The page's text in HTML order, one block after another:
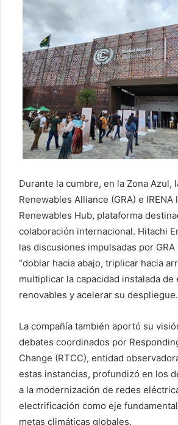
Durante la cumbre, en la Zona Azul,
Renewables Alliance (GRA) e
Renewables Hub, plataforma
colaboración internacional. Hitachi
las discusiones impulsadas por
“doblar hacia abajo, triplicar hacia
multiplicar la capacidad instalada de
renovables y acelerar su despliegue.
La compañía también aportó su
debates coordinados por
Change (RTCC), entidad
estas instancias, profundizó en los
a la modernización de redes
electrificación como eje
metas climáticas globales.